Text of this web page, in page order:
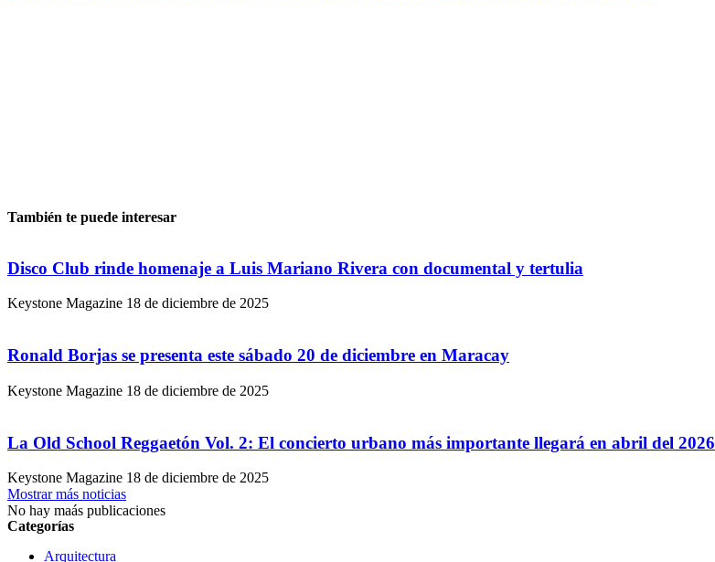
También te puede interesar
Disco Club rinde homenaje a Luis Mariano Rivera con documental y tertulia
Keystone Magazine 18 de diciembre de 2025
Ronald Borjas se presenta este sábado 20 de diciembre en Maracay
Keystone Magazine 18 de diciembre de 2025
La Old School Reggaetón Vol. 2: El concierto urbano más importante llegará en abril del 2026
Keystone Magazine 18 de diciembre de 2025
Mostrar más noticias
No hay maás publicaciones
Categorías
Arquitectura